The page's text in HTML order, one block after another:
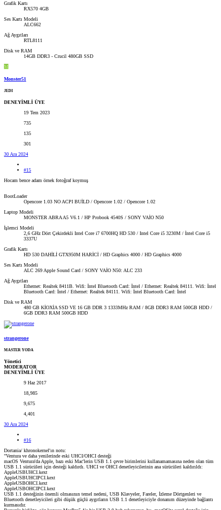
Grafik Kartı
RX570 4GB
Ses Kartı Modeli
ALC662
Ağ Aygıtları
RTL8111
Disk ve RAM
14GB DDR3 - Crucil 480GB SSD
M
Monster51
JEDI
DENEYİMLİ ÜYE
19 Tem 2023
735
135
301
30 Ara 2024
#15
Hocam bence adam örnek fotoğraf koymuş
BootLoader
Opencore 1.03 NO ACPI BUİLD / Opencore 1.02 / Opencore 1.02
Laptop Modeli
MONSTER ABRA A5 V6.1 / HP Probook 4540S / SONY VAİO N50
İşlemci Modeli
2,6 GHz Dört Çekirdekli Intel Core i7 6700HQ HD 530 / Intel Core i5 3230M / İntel Core i5
3337U
Grafik Kartı
HD 530 DAHİLİ GTX950M HARİCİ / HD Graphics 4000 / HD Graphics 4000
Ses Kartı Modeli
ALC 269 Apple Sound Card / SONY VAİO N50: ALC 233
Ağ Aygıtları
Ethernet: Realtek 8411B. Wifi: İntel Bluetooth Card: İntel / Ethernet: Realtek 84111. Wifi: İntel
Bluetooth Card: İntel / Ethernet: Realtek 84111. Wifi: İntel Bluetooth Card: İntel
Disk ve RAM
480 GB KİOXİA SSD VE 16 GB DDR 3 1333MHz RAM / 8GB DDR3 RAM 500GB HDD /
6GB DDR3 RAM 500GB HDD
strangerone
MASTER YODA
Yönetici
MODERATOR
DENEYİMLİ ÜYE
9 Haz 2017
18,985
9,675
4,401
30 Ara 2024
#16
Dortania/ khronokernel'ın notu:
"Ventura ve daha yenilerinde eski UHCI/OHCI desteği
macOS Ventura'da Apple, bazı eski Mac'lerin USB 1.1 çevre birimlerini kullanamamasına neden olan tüm
USB 1.1 sürücüleri için desteği kaldırdı. UHCI ve OHCI denetleyicilerinin ana sürücüleri kaldırıldı:
AppleUSBUHCI.kext
AppleUSBUHCIPCI.kext
AppleUSBOHCI.kext
AppleUSBOHCIPCI.kext
USB 1.1 desteğinin önemli olmasının temel nedeni, USB Klavyeler, Fareler, İzleme Dörtgenleri ve
Bluetooth denetleyicileri gibi düşük güçlü aygıtların USB 1.1 denetleyiciyle donanım düzeyinde bağlantı
kurmasıdır.